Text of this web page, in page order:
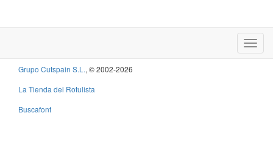
Grupo Cutspain S.L., © 2002-2026
La Tienda del Rotulista
Buscafont